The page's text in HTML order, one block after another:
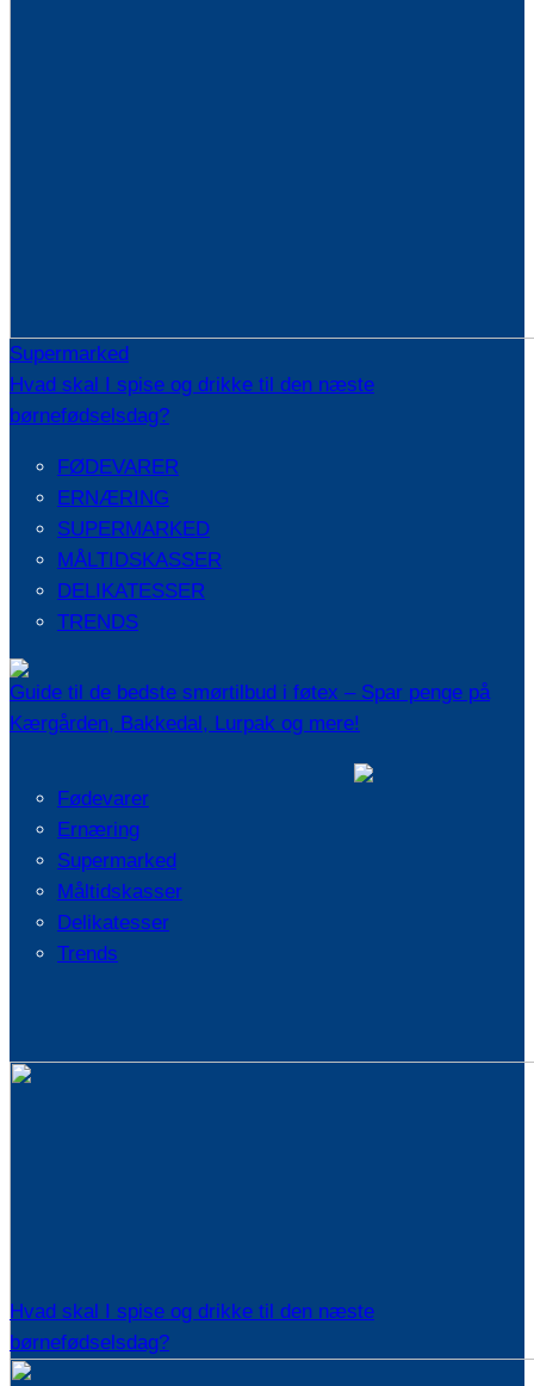
Supermarked
Hvad skal I spise og drikke til den næste
børnefødselsdag?
FØDEVARER
ERNÆRING
SUPERMARKED
MÅLTIDSKASSER
DELIKATESSER
TRENDS
Guide til de bedste smørtilbud i føtex – Spar penge på
Kærgården, Bakkedal, Lurpak og mere!
Fødevarer
Ernæring
Supermarked
Måltidskasser
Delikatesser
Trends
Hvad skal I spise og drikke til den næste
børnefødselsdag?